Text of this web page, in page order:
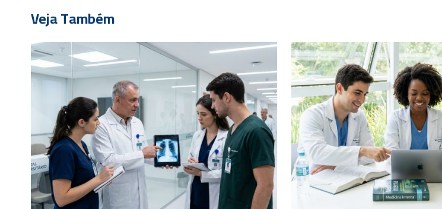
Veja Também